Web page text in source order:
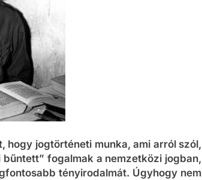
hogy jogtörténeti munka, ami arról szól,
fogalmak a nemzetközi jogban,
tényirodalmát. Úgyhogy nem